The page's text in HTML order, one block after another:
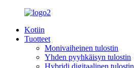
Kotiin
Tuotteet
Monivaiheinen tulostin
Yhden pyyhkäisyn tulostin
Hybridi digitaalinen tulostin